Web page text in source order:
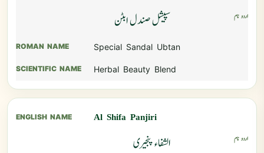
سپیشل صندل ابٹن
Special Sandal Ubtan
Herbal Beauty Blend
Al Shifa Panjiri
الشفاء پنجیری